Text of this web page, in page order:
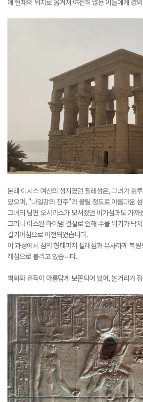
에 현재의 위치로 옮겨져 여전히 많은 이들에게 경
본래 이시스 여신의 성지였던 필레섬은, 그녀가 호
있으며, "나일강의 진주"라 불릴 정도로 아름다운
그녀의 남편 오시리스가 모셔졌던 비가섬과도 가까
그러나 아스완 하이댐 건설로 인해 수몰 위기가 닥
길키아섬으로 이전되었습니다.
이 과정에서 섬의 형태마저 필레섬과 유사하게 복
레섬으로 불리고 있습니다.
벽화와 유적이 아름답게 보존되어 있어, 볼거리가